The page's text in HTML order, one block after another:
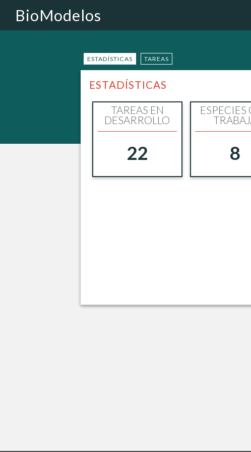
BioModelos
ESTADÍSTICAS TAREAS
ESTADÍSTICAS
TAREAS EN
DESARROLLO
22
ESPECIES
8